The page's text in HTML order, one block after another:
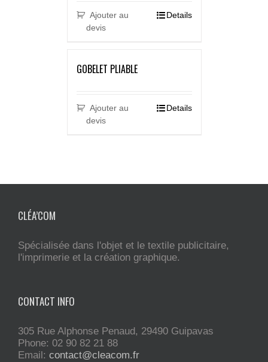
Ajouter au
devis
Details
GOBELET PLIABLE
Ajouter au
devis
Details
CLÉA’COM
Spécialisée dans l'objet et le textile publicitaire,
l'imprimerie et la création graphique.
CONTACT INFO
305 Rue Alphonse Penaud, 29490 Guipavas
Phone: 02 90 82 21 88
Email: contact@cleacom.fr